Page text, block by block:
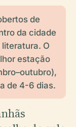
de
da cidade
O
estação
de 4-6 dias.